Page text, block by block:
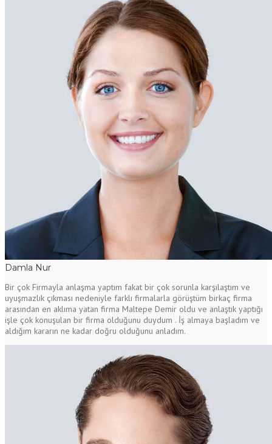
Damla Nur
Bir çok Firmayla anlaşma yaptım fakat bir çok sorunla karşılaştım ve
uyuşmazlık çıkması nedeniyle farklı firmalarla görüştüm birkaç firma
arasından en aklıma yatan firma Maltepe Demir oldu ve anlaştık yaptığı
işle çok konuşulan bir firma olduğunu duydum . İş almaya başladım ve
aldığım kararın ne kadar doğru olduğunu anladım.